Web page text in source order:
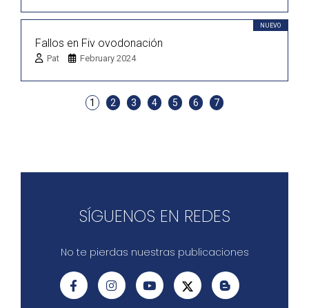
NUEVO
Fallos en Fiv ovodonación
Pat February 2024
1 2 3 4 5 6 7
SÍGUENOS EN REDES
No te pierdas nuestras publicaciones